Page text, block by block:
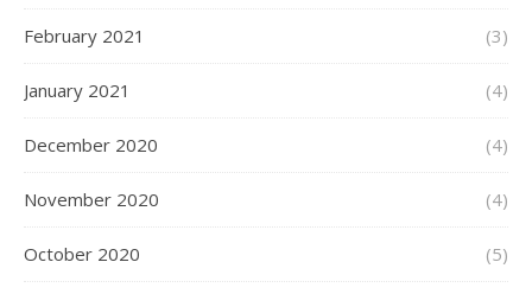
February 2021 (3)
January 2021 (4)
December 2020 (4)
November 2020 (4)
October 2020 (5)